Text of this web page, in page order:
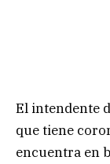
El intendente
que tiene
encuentra en